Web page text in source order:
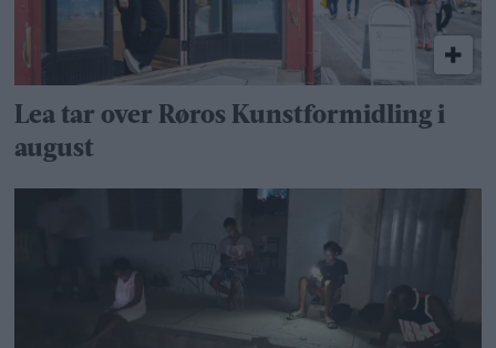
Lea tar over Røros Kunstformidling i
august